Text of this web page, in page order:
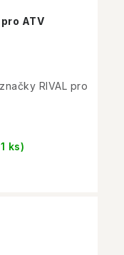
ATV
ks)
RIVAL pro